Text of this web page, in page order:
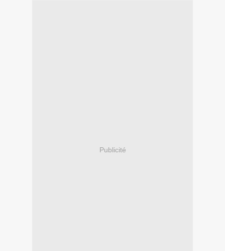
Publicité